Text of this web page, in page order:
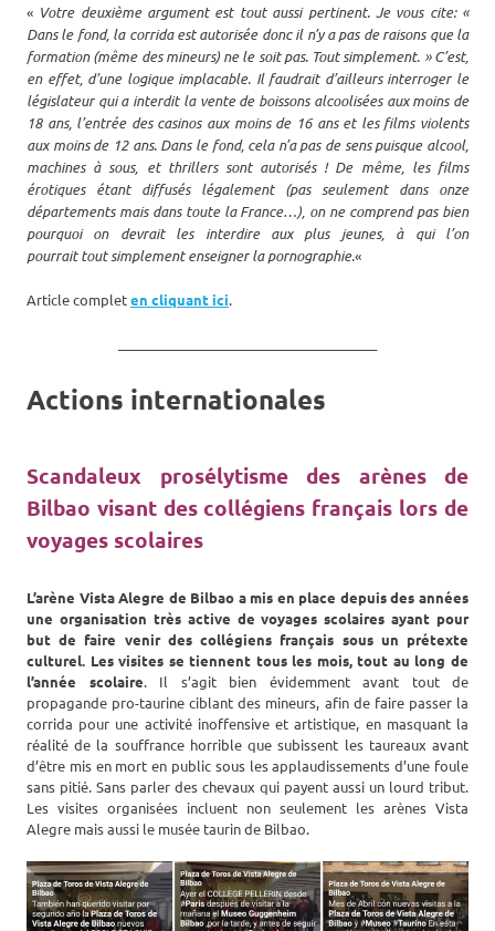
« Votre deuxième argument est tout aussi pertinent. Je vous cite: «
Dans le fond, la corrida est autorisée donc il n’y a pas de raisons que la
formation (même des mineurs) ne le soit pas. Tout simplement. » C’est,
en effet, d’une logique implacable. Il faudrait d’ailleurs interroger le
législateur qui a interdit la vente de boissons alcoolisées aux moins de
18 ans, l’entrée des casinos aux moins de 16 ans et les films violents
aux moins de 12 ans. Dans le fond, cela n’a pas de sens puisque alcool,
machines à sous, et thrillers sont autorisés ! De même, les films
érotiques étant diffusés légalement (pas seulement dans onze
départements mais dans toute la France…), on ne comprend pas bien
pourquoi on devrait les interdire aux plus jeunes, à qui l’on
pourrait tout simplement enseigner la pornographie.«
Article completen cliquant ici.
Actions internationales
Scandaleux prosélytisme des arènes de
Bilbao visant des collégiens français lors de
voyages scolaires
L’arène Vista Alegre de Bilbao a mis en place depuis des années
une organisation très active de voyages scolaires ayant pour
but de faire venir des collégiens français sous un prétexte
culturel. Les visites se tiennent tous les mois, tout au long de
l’année scolaire. Il s’agit bien évidemment avant tout de
propagande pro-taurine ciblant des mineurs, afin de faire passer la
corrida pour une activité inoffensive et artistique, en masquant la
réalité de la souffrance horrible que subissent les taureaux avant
d’être mis en mort en public sous les applaudissements d’une foule
sans pitié. Sans parler des chevaux qui payent aussi un lourd tribut.
Les visites organisées incluent non seulement les arènes Vista
Alegre mais aussi le musée taurin de Bilbao.